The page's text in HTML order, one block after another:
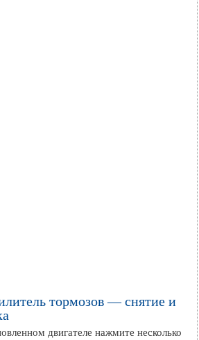
тормозов — снятие и
двигателе нажмите несколько